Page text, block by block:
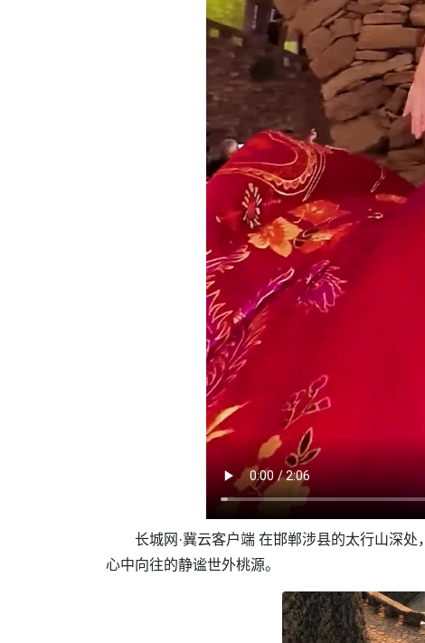
长城网·冀云客户端 在邯郸涉县的太行山深处
心中向往的静谧世外桃源。